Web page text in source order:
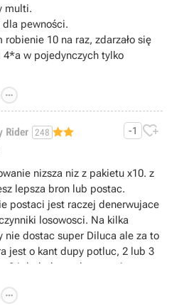
multi.
dla pewności.
10 na raz, zdarzało się
w pojedynczych tylko

Rider 248 -1 
nizsza niz z pakietu x10. z
lepsza bron lub postac.
postaci jest raczej denerwujace
losowosci. Na kilka
nie dostac super Diluca ale za to
jest o kant dupy potluc, 2 lub 3
24 dodatkowych postaci.
